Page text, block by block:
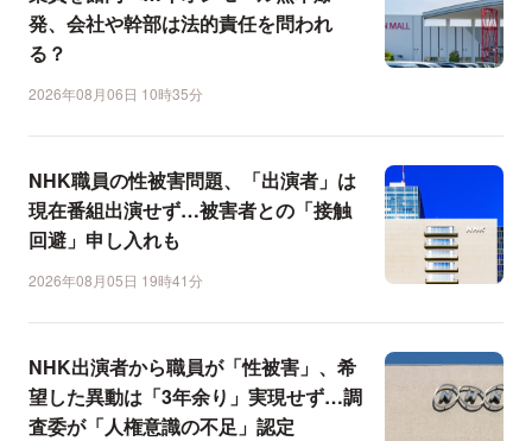
発、会社や幹部は法的責任を問われ
る？
2026年08月06日 10時35分
NHK職員の性被害問題、「出演者」は
現在番組出演せず…被害者との「接触
回避」申し入れも
2026年08月05日 19時41分
NHK出演者から職員が「性被害」、希
望した異動は「3年余り」実現せず…調
査委が「人権意識の不足」認定